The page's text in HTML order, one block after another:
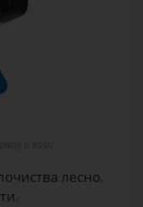
лесно.